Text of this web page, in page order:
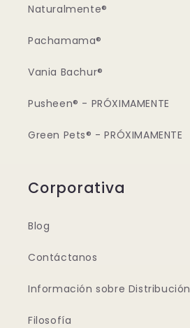
Naturalmente®
Pachamama®
Vania Bachur®
Pusheen® - PRÓXIMAMENTE
Green Pets® - PRÓXIMAMENTE
Corporativa
Blog
Contáctanos
Información sobre Distribución
Filosofía